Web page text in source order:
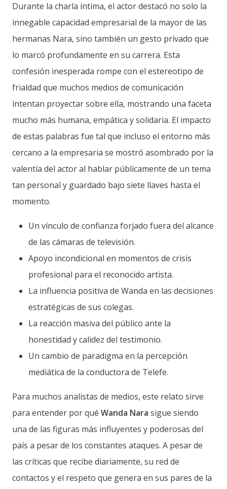
Durante la charla íntima, el actor destacó no solo la
innegable capacidad empresarial de la mayor de las
hermanas Nara, sino también un gesto privado que
lo marcó profundamente en su carrera. Esta
confesión inesperada rompe con el estereotipo de
frialdad que muchos medios de comunicación
intentan proyectar sobre ella, mostrando una faceta
mucho más humana, empática y solidaria. El impacto
de estas palabras fue tal que incluso el entorno más
cercano a la empresaria se mostró asombrado por la
valentía del actor al hablar públicamente de un tema
tan personal y guardado bajo siete llaves hasta el
momento.
Un vínculo de confianza forjado fuera del alcance
de las cámaras de televisión.
Apoyo incondicional en momentos de crisis
profesional para el reconocido artista.
La influencia positiva de Wanda en las decisiones
estratégicas de sus colegas.
La reacción masiva del público ante la
honestidad y calidez del testimonio.
Un cambio de paradigma en la percepción
mediática de la conductora de Telefe.
Para muchos analistas de medios, este relato sirve
para entender por qué Wanda Nara sigue siendo
una de las figuras más influyentes y poderosas del
país a pesar de los constantes ataques. A pesar de
las críticas que recibe diariamente, su red de
contactos y el respeto que genera en sus pares de la